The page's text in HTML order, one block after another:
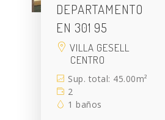
DEPARTAMENTO
EN 301 95
VILLA GESELL
CENTRO
Sup. total: 45.00m²
2
1 baños